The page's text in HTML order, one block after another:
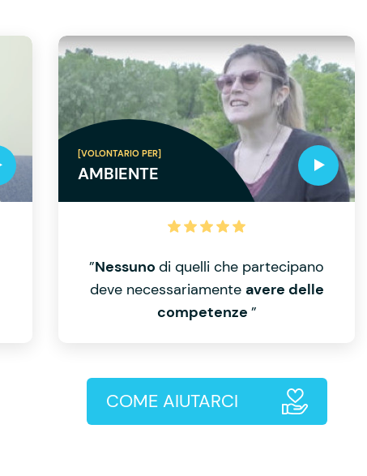
[VOLONTARIO PER]
AMBIENTE
”Nessunodi quelli che partecipano
deve necessariamente avere delle
competenze ”
COME AIUTARCI